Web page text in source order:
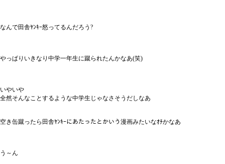
なんで田舎ﾔﾝｷｰ怒ってるんだろう?
やっぱりいきなり中学一年生に蹴られたんかなあ(笑)
いやいや
全然そんなことするような中学生じゃなさそうだしなあ
空き缶蹴ったら田舎ﾔﾝｷｰにあたったとかいう漫画みたいなｵﾁかなあ
う～ん